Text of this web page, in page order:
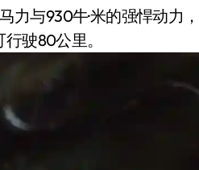
力与930牛·米的强悍动力
驶80公里。